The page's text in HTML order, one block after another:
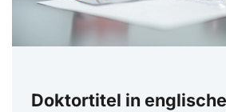
Doktortitel in